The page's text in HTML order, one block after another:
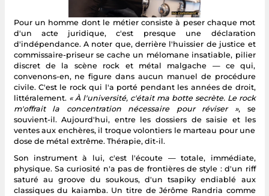
Pour un homme dont le métier consiste à peser chaque mot
d'un acte juridique, c'est presque une déclaration
d'indépendance. A noter que, derrière l'huissier de justice et
commissaire-priseur se cache un mélomane insatiable, pilier
discret de la scène rock et métal malgache — ce qui,
convenons-en, ne figure dans aucun manuel de procédure
civile. C'est le rock qui l'a porté pendant les années de droit,
littéralement. « À l'université, c'était ma botte secrète. Le rock
m'offrait la concentration nécessaire pour réviser », se
souvient-il. Aujourd'hui, entre les dossiers de saisie et les
ventes aux enchères, il troque volontiers le marteau pour une
dose de métal extrême. Thérapie, dit-il.
Son instrument à lui, c'est l'écoute — totale, immédiate,
physique. Sa curiosité n'a pas de frontières de style : d'un riff
saturé au groove du soukous, d'un tsapiky endiablé aux
classiques du kaiamba. Un titre de Jérôme Randria comme